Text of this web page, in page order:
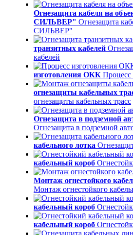
Огнезащита кабеля на
СИЛЬВЕР" Огнезащита
СИЛЬВЕР"
транзитных кабелей
кабелей
изготовления ОКК
огнезащиты кабельных
огнезащиты кабельных трасс
Огнезащита в подземной
Огнезащита в подземной
кабельного лотка
кабельный короб
Монтаж огнестойкого
Монтаж огнестойкого
кабельный короб
кабельный короб